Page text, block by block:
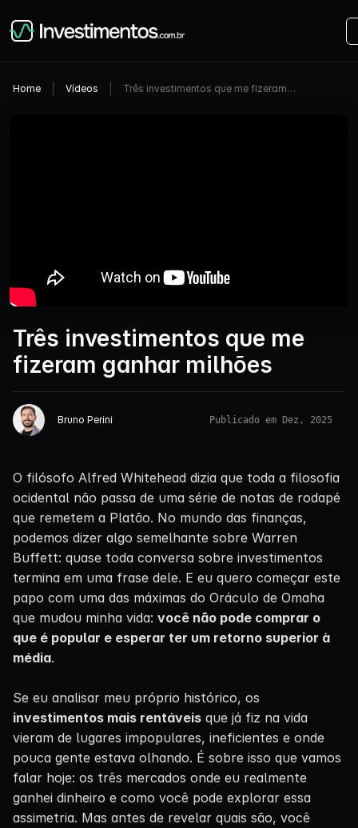
Home Vídeos Três investimentos que me fizeram…
Três investimentos que me
fizeram ganhar milhões
Bruno Perini Publicado em Dez, 2025
O filósofo Alfred Whitehead dizia que toda a filosofia
ocidental não passa de uma série de notas de rodapé
que remetem a Platão. No mundo das finanças,
podemos dizer algo semelhante sobre Warren
Buffett: quase toda conversa sobre investimentos
termina em uma frase dele. E eu quero começar este
papo com uma das máximas do Oráculo de Omaha
que mudou minha vida: você não pode comprar o
que é popular e esperar ter um retorno superior à
média.
Se eu analisar meu próprio histórico, os
investimentos mais rentáveis que já fiz na vida
vieram de lugares impopulares, ineficientes e onde
pouca gente estava olhando. É sobre isso que vamos
falar hoje: os três mercados onde eu realmente
ganhei dinheiro e como você pode explorar essa
assimetria. Mas antes de revelar quais são, você